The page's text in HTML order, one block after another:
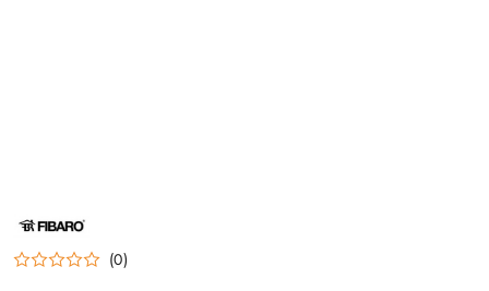
NAZWA
PRODUCENTA:
FIBARO
(0)